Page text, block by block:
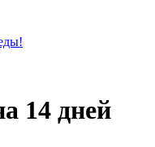
14 дней